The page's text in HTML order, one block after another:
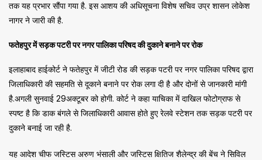
तक यह प्रभार सौंपा गया है. इस आशय की अधिसूचना विशेष सचिव उप्र शासन लोकेश
नागर ने जारी की है.
फतेहपुर में सड़क पटरी पर नगर पालिका परिषद की दुकाने बनाने पर रोक
इलाहाबाद हाईकोर्ट ने फतेहपुर में जीटी रोड की सड़क पटरी पर नगर पालिका परिषद द्वारा
जिलाधिकारी की सहमति से दूकाने बनाने पर रोक लगा दी है और दोनों से जानकारी मांगी
है.अगली सुनवाई 29अक्टूबर को होगी. कोर्ट ने कहा याचिका में दाखिल फोटोग्राफ से
स्पष्ट है कि डाक बंगले से जिलाधिकारी आवास होते हुए रेलवे स्टेशन तक सड़क पटरी पर
दुकाने बनाई जा रही है.
यह आदेश चीफ जस्टिस अरुण भंसाली और जस्टिस क्षितिज शैलेन्द्र की बेंच ने सिविल